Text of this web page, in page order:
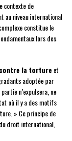
contexte de
au niveau international
constitue le
lors des
la tortureet
adoptée par
n’expulsera, ne
où il y a des motifs
» Ce principe de
droit international,